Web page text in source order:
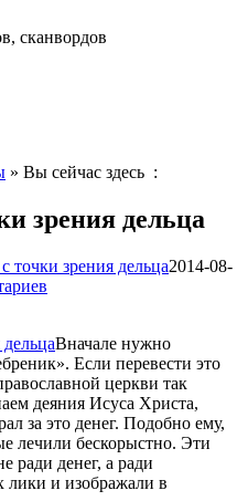
сканвордов
» Вы сейчас здесь :
зрения дельца
точки зрения дельца2014-08-
Вначале нужно
Если перевести это
церкви так
деяния Исуса Христа,
за это денег. Подобно ему,
лечили бескорыстно. Эти
ради денег, а ради
и изображали в